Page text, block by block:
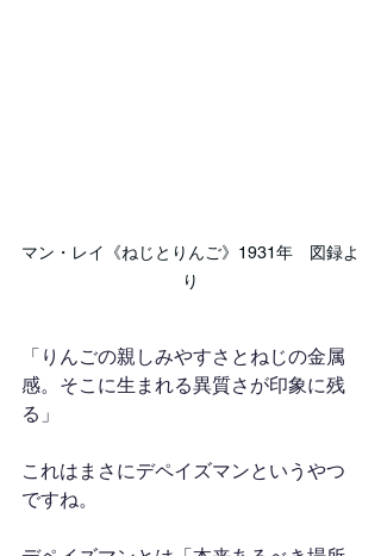
マン・レイ《ねじとりんご》1931年　図録よ
り
「りんごの親しみやすさとねじの金属
感。そこに生まれる異質さが印象に残
る」
これはまさにデペイズマンというやつ
ですね。